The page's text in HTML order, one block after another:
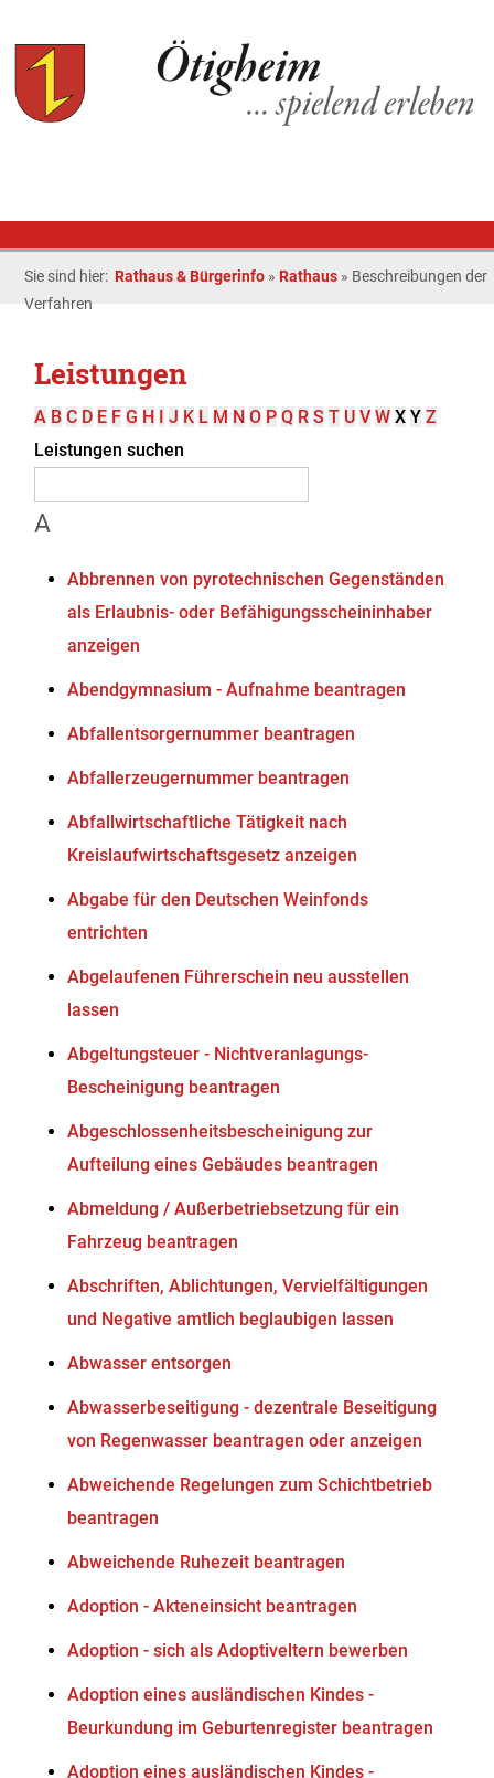
Sie sind hier: Rathaus & Bürgerinfo » Rathaus » Beschreibungen der
Verfahren
Leistungen
A B C D E F G H I J K L M N O P Q R S T U V W X Y Z
Leistungen suchen
A
Abbrennen von pyrotechnischen Gegenständen
als Erlaubnis- oder Befähigungsscheininhaber
anzeigen
Abendgymnasium - Aufnahme beantragen
Abfallentsorgernummer beantragen
Abfallerzeugernummer beantragen
Abfallwirtschaftliche Tätigkeit nach
Kreislaufwirtschaftsgesetz anzeigen
Abgabe für den Deutschen Weinfonds
entrichten
Abgelaufenen Führerschein neu ausstellen
lassen
Abgeltungsteuer - Nichtveranlagungs-
Bescheinigung beantragen
Abgeschlossenheitsbescheinigung zur
Aufteilung eines Gebäudes beantragen
Abmeldung / Außerbetriebsetzung für ein
Fahrzeug beantragen
Abschriften, Ablichtungen, Vervielfältigungen
und Negative amtlich beglaubigen lassen
Abwasser entsorgen
Abwasserbeseitigung - dezentrale Beseitigung
von Regenwasser beantragen oder anzeigen
Abweichende Regelungen zum Schichtbetrieb
beantragen
Abweichende Ruhezeit beantragen
Adoption - Akteneinsicht beantragen
Adoption - sich als Adoptiveltern bewerben
Adoption eines ausländischen Kindes -
Beurkundung im Geburtenregister beantragen
Adoption eines ausländischen Kindes -